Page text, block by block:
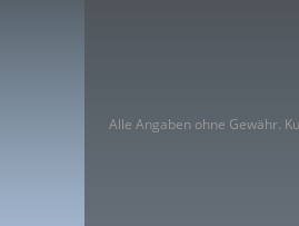
Alle Angaben ohne Gewähr.